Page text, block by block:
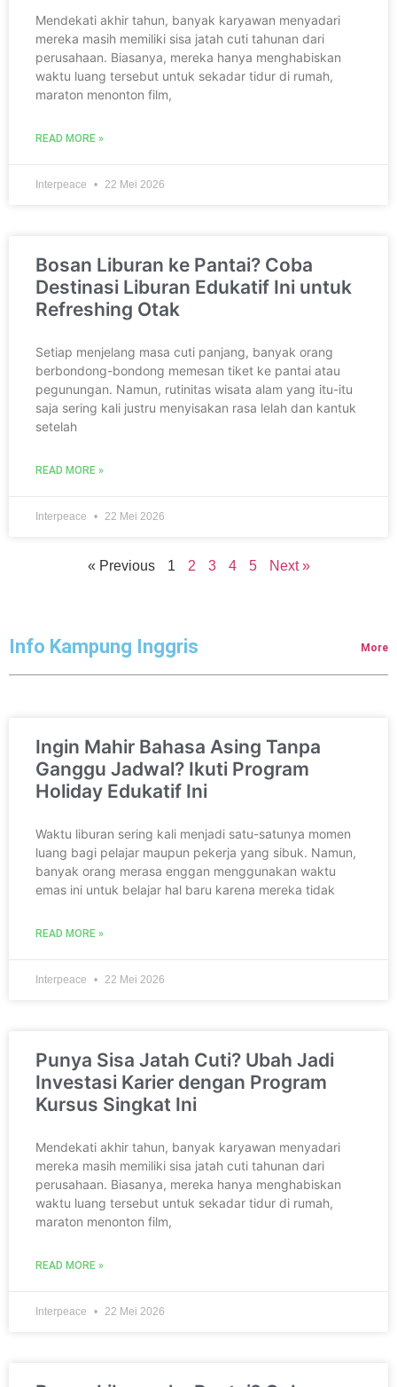
Mendekati akhir tahun, banyak karyawan menyadari
mereka masih memiliki sisa jatah cuti tahunan dari
perusahaan. Biasanya, mereka hanya menghabiskan
waktu luang tersebut untuk sekadar tidur di rumah,
maraton menonton film,
READ MORE »
Interpeace 22 Mei 2026
Bosan Liburan ke Pantai? Coba
Destinasi Liburan Edukatif Ini untuk
Refreshing Otak
Setiap menjelang masa cuti panjang, banyak orang
berbondong-bondong memesan tiket ke pantai atau
pegunungan. Namun, rutinitas wisata alam yang itu-itu
saja sering kali justru menyisakan rasa lelah dan kantuk
setelah
READ MORE »
Interpeace 22 Mei 2026
« Previous 1 2 3 4 5 Next »
Info Kampung Inggris More
Ingin Mahir Bahasa Asing Tanpa
Ganggu Jadwal? Ikuti Program
Holiday Edukatif Ini
Waktu liburan sering kali menjadi satu-satunya momen
luang bagi pelajar maupun pekerja yang sibuk. Namun,
banyak orang merasa enggan menggunakan waktu
emas ini untuk belajar hal baru karena mereka tidak
READ MORE »
Interpeace 22 Mei 2026
Punya Sisa Jatah Cuti? Ubah Jadi
Investasi Karier dengan Program
Kursus Singkat Ini
Mendekati akhir tahun, banyak karyawan menyadari
mereka masih memiliki sisa jatah cuti tahunan dari
perusahaan. Biasanya, mereka hanya menghabiskan
waktu luang tersebut untuk sekadar tidur di rumah,
maraton menonton film,
READ MORE »
Interpeace 22 Mei 2026